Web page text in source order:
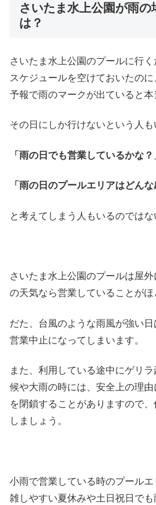
さいたま水上公園が雨の
は？
さいたま水上公園のプールに行
スケジュールを空けておいたの
予報で雨のマークが出ていると本
その日にしか行けないという人も
「雨の日でも営業しているかな？
「雨の日のプールエリアはどんな
と考えてしまう人もいるのではな
さいたま水上公園のプールは屋
の天気なら営業していることがほ
だた、台風のような雨風が強い
営業中止になってしまいます。
また、利用している途中にゲリ
候や大雨の時には、安全上の理
を閉鎖することがありますので
しましょう。
小雨で営業している時のプール
雑しやすい夏休みや土日祝日でも